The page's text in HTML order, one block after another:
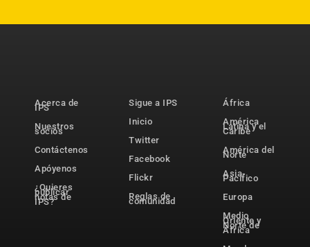
Acerca de
IPS
Nuestros
socios
Contáctenos
Apóyenos
¿Quieres
publicar
notas de
IPS?
Sigue a IPS
Inicio
Twitter
Facebook
Flickr
Reglas de
comunidad
África
América
Latina y el
Caribe
América del
Norte
Asia-
Pacífico
Europa
Medio
Oriente y
Norte de
África